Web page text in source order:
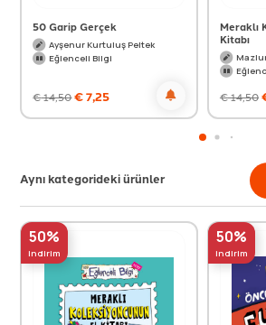
50 Garip Gerçek
Ayşenur Kurtuluş Peltek
Eğlenceli Bilgi
€14,50€7,25
Meraklı
Kitabı
€14,50
Aynı kategorideki ürünler
50%
indirim
50%
indirim